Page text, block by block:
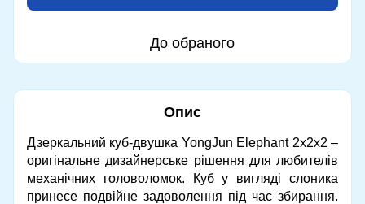
До обраного
Опис
Дзеркальний куб-двушка YongJun Elephant 2x2x2 –
оригінальне дизайнерське рішення для любителів
механічних головоломок. Куб у вигляді слоника
принесе подвійне задоволення під час збирання.